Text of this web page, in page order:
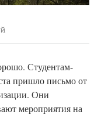
Студентам-
пришло письмо от
Они
мероприятия на